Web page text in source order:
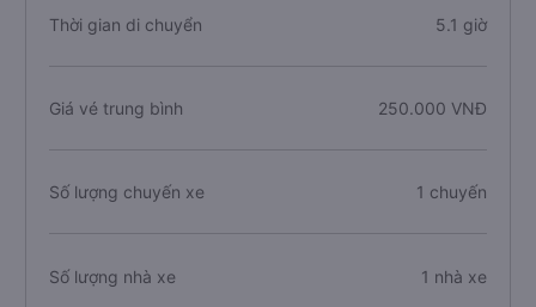
Thời gian di chuyển 5.1 giờ
Giá vé trung bình 250.000 VNĐ
Số lượng chuyến xe 1 chuyến
Số lượng nhà xe 1 nhà xe